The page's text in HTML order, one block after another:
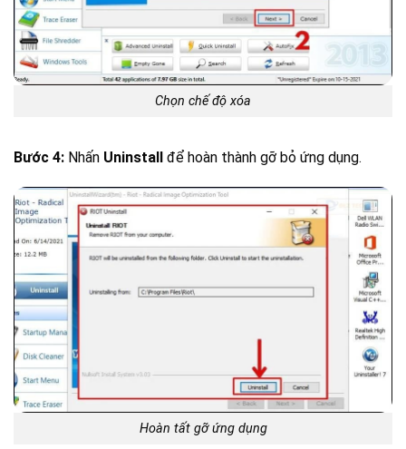
Chọn chế độ xóa
Bước 4: Nhấn Uninstall để hoàn thành gỡ bỏ ứng dụng.
Hoàn tất gỡ ứng dụng